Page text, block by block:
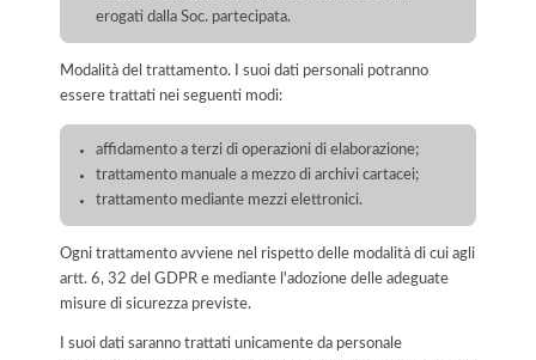
erogati dalla Soc. partecipata.
Modalità del trattamento. I suoi dati personali potranno
essere trattati nei seguenti modi:
affidamento a terzi di operazioni di elaborazione;
trattamento manuale a mezzo di archivi cartacei;
trattamento mediante mezzi elettronici.
Ogni trattamento avviene nel rispetto delle modalità di cui agli
artt. 6, 32 del GDPR e mediante l'adozione delle adeguate
misure di sicurezza previste.
I suoi dati saranno trattati unicamente da personale